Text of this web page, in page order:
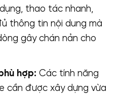
thao tác nhanh,
thông tin nội dung mà
gây chán nản cho
hợp: Các tính năng
cần được xây dựng vừa